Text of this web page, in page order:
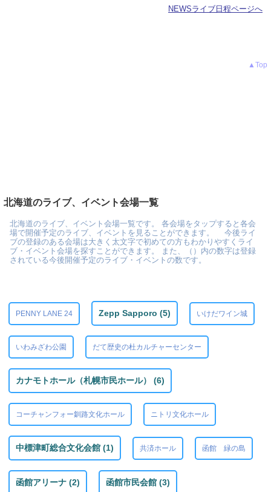
NEWSライブ日程ページへ
▲Top
北海道のライブ、イベント会場一覧
北海道のライブ、イベント会場一覧です。 各会場をタップすると各会
場で開催予定のライブ、イベントを見ることができます。 今後ライ
ブの登録のある会場は大きく太文字で初めての方もわかりやすくライ
ブ・イベント会場を探すことができます。 また、（）内の数字は登録
されている今後開催予定のライブ・イベントの数です。
PENNY LANE 24 Zepp Sapporo (5) いけだワイン城
いわみざわ公園 だて歴史の杜カルチャーセンター
カナモトホール（札幌市民ホール） (6)
コーチャンフォー釧路文化ホール ニトリ文化ホール
中標津町総合文化会館 (1) 共済ホール 函館 緑の島
函館アリーナ (2) 函館市民会館 (3)